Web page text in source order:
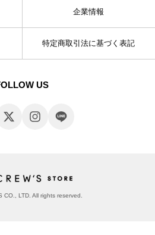
企業情報
特定商取引法に基づく表記
US
CO., LTD. All rights reserved.